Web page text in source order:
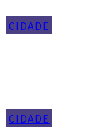
CIDADE
CIDADE